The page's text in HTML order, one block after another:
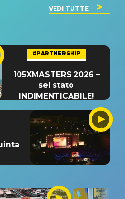
VEDI TUTTE
#PARTNERSHIP
105XMASTERS 2026 –
sei stato
INDIMENTICABILE!